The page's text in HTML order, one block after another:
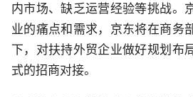
内市场、缺乏运营经验等挑战。
业的痛点和需求，京东将在商务
下，对扶持外贸企业做好规划布
式的招商对接。